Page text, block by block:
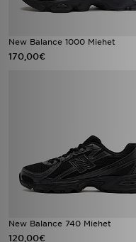
New Balance 1000 Miehet
170,00€
New Balance 740 Miehet
120,00€